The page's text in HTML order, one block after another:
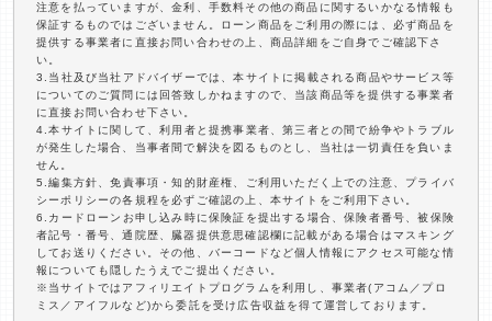
注意を払っていますが、金利、手数料その他の商品に関するいかなる情報も
保証するものではございません。ローン商品をご利用の際には、必ず商品を
提供する事業者に直接お問い合わせの上、商品詳細をご自身でご確認下さ
い。
3.当社及び当社アドバイザーでは、本サイトに掲載される商品やサービス等
についてのご質問には回答致しかねますので、当該商品等を提供する事業者
に直接お問い合わせ下さい。
4.本サイトに関して、利用者と提携事業者、第三者との間で紛争やトラブル
が発生した場合、当事者間で解決を図るものとし、当社は一切責任を負いま
せん。
5.編集方針、免責事項・知的財産権、ご利用いただく上での注意、プライバ
シーポリシーの各規程を必ずご確認の上、本サイトをご利用下さい。
6.カードローンお申し込み時に保険証を提出する場合、保険者番号、被保険
者記号・番号、通院歴、臓器提供意思確認欄に記載がある場合はマスキング
してお送りください。その他、バーコードなど個人情報にアクセス可能な情
報についても隠したうえでご提出ください。
※当サイトではアフィリエイトプログラムを利用し、事業者(アコム／プロ
ミス／アイフルなど)から委託を受け広告収益を得て運営しております。